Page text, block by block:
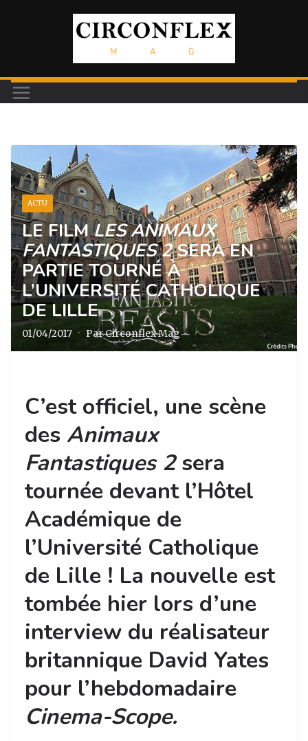
ACTU
LE FILMLES ANIMAUX
FANTASTIQUES 2SERA EN
PARTIE TOURNÉ À
L’UNIVERSITÉ CATHOLIQUE
DE LILLE
01/04/2017 · Par Circonflex Mag
C’est officiel, une scène
des Animaux
Fantastiques 2sera
tournée devant l’Hôtel
Académique de
l’Université Catholique
de Lille ! La nouvelle est
tombée hier lors d’une
interview du réalisateur
britannique David Yates
pour l’hebdomadaire
Cinema-Scope.